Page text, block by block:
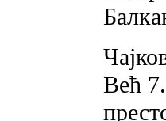
Већ